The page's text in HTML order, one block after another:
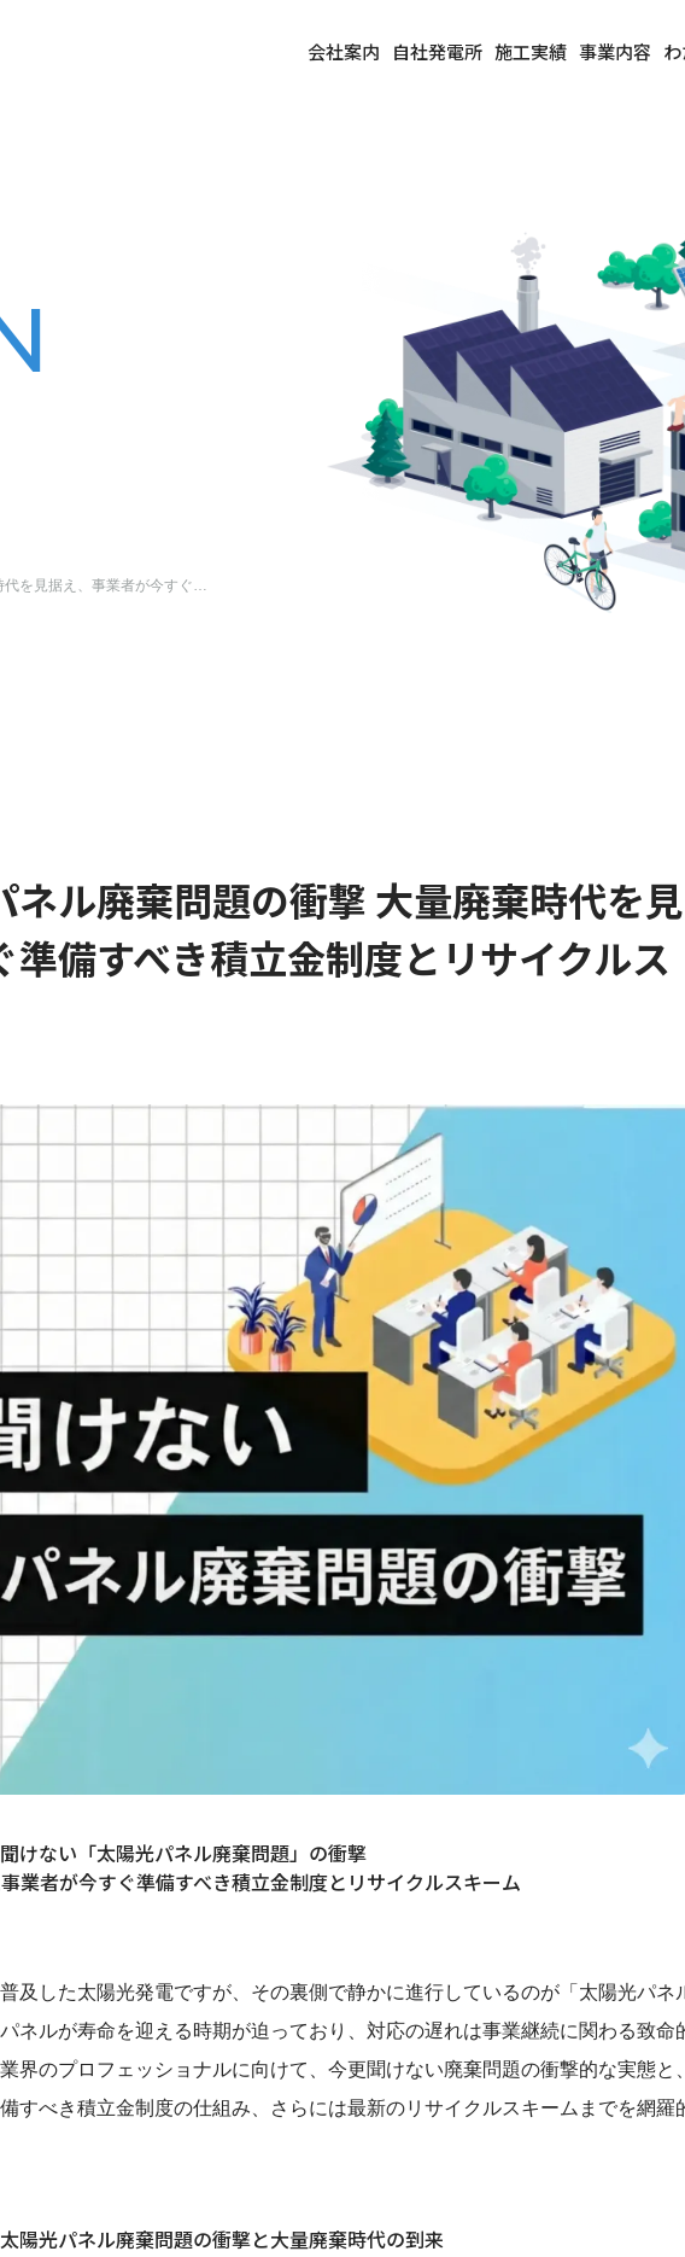
会社案内 自社発電所 施工実績 事業内容
備すべき積立金制度とリサイクルスキーム
ル廃棄問題の衝撃 大量廃棄時代を見
備すべき積立金制度とリサイクルス
けない「太陽光パネル廃棄問題」の衝撃
業者が今すぐ準備すべき積立金制度とリサイクルスキーム
及した太陽光発電ですが、その裏側で静かに進行しているのが「太陽光パネ
ネルが寿命を迎える時期が迫っており、対応の遅れは事業継続に関わる致命
界のプロフェッショナルに向けて、今更聞けない廃棄問題の衝撃的な実態と、
すべき積立金制度の仕組み、さらには最新のリサイクルスキームまでを網羅
陽光パネル廃棄問題の衝撃と大量廃棄時代の到来